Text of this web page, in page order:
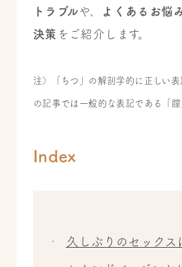
トラブルや、
よくあるお悩
決策 をご紹介します。
注）「ちつ」の解剖学的に正しい表
の記事では一般的な表記である「膣
Index
久しぶりのセックス